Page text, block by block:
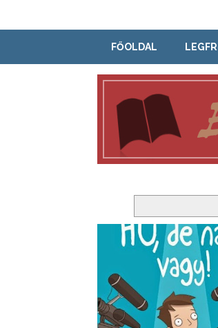
FŐOLDAL